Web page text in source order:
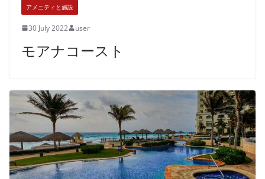
アメニティと施設
30 July 2022 user
モアナコースト